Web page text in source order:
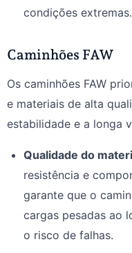
condições extremas.
Caminhões FAW
Os caminhões FAW
e materiais de alta
estabilidade e a longa
Qualidade do
resistência e
garante que o
cargas pesadas ao
o risco de falhas.